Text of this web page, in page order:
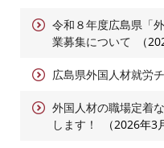
令和８年度広島県「
業募集について
広島県外国人材就労
外国人材の職場定着
します！
2026年3